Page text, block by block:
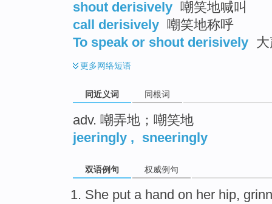
shout derisively 嘲笑地喊叫
call derisively 嘲笑地称呼
To speak or shout derisively
更多网络短语
同近义词 同根词
adv. 嘲弄地；嘲笑地
jeeringly , sneeringly
双语例句 权威例句
She put a hand on her hip,